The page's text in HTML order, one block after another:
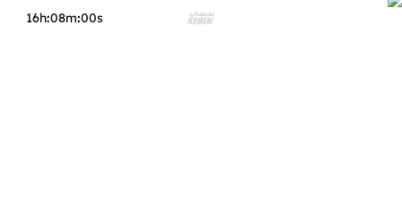
16h:08m: s